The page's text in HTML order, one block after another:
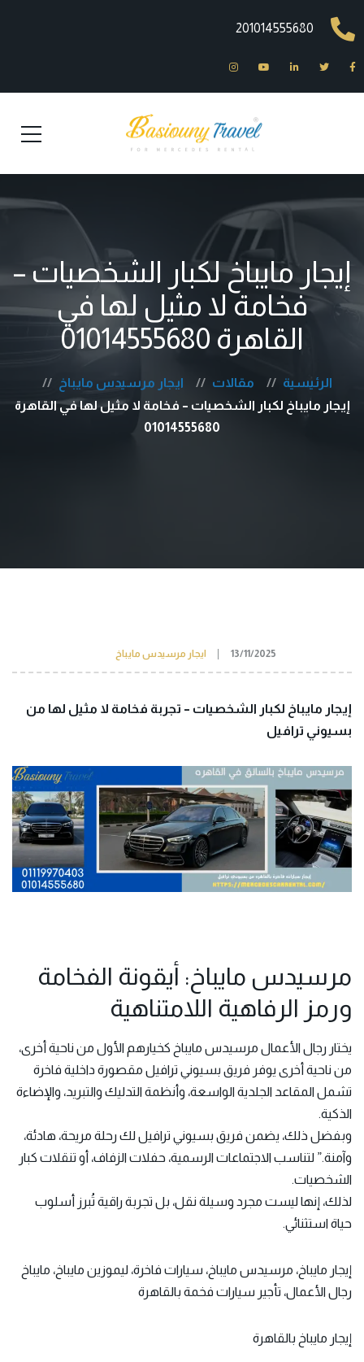
201014555680
إيجار مايباخ لكبار الشخصيات –
فخامة لا مثيل لها في
القاهرة 01014555680
الرئيسية مقالات
ايجار مرسيدس مايباخ
إيجار مايباخ لكبار الشخصيات – فخامة لا مثيل لها في القاهرة
01014555680
13/11/2025 ايجار مرسيدس مايباخ
إيجار مايباخ لكبار الشخصيات – تجربة فخامة لا مثيل لها من
بسيوني ترافيل
مرسيدس مايباخ: أيقونة الفخامة
ورمز الرفاهية اللامتناهية
يختار رجال الأعمال مرسيدس مايباخ كخيارهم الأول من ناحية أخرى،
من ناحية أخرى يوفر فريق بسيوني ترافيل مقصورة داخلية فاخرة
تشمل المقاعد الجلدية الواسعة، وأنظمة التدليك والتبريد، والإضاءة
الذكية.
وبفضل ذلك، يضمن فريق بسيوني ترافيل لك رحلة مريحة، هادئة،
وآمنة.” لتناسب الاجتماعات الرسمية، حفلات الزفاف، أو تنقلات كبار
الشخصيات.
لذلك، إنها ليست مجرد وسيلة نقل، بل تجربة راقية تُبرز أسلوب
حياة استثنائي.
إيجار مايباخ، مرسيدس مايباخ، سيارات فاخرة، ليموزين مايباخ، مايباخ
رجال الأعمال، تأجير سيارات فخمة بالقاهرة
إيجار مايباخ بالقاهرة